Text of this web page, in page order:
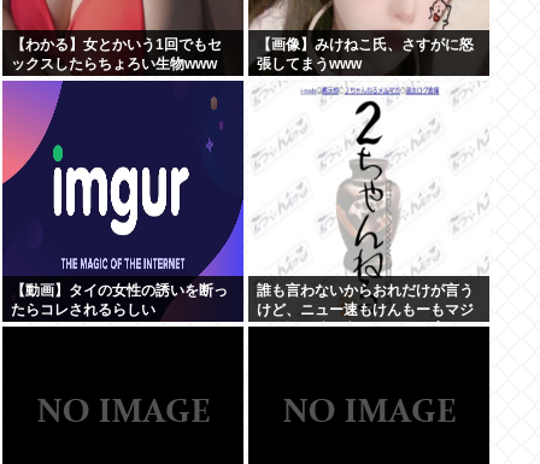
【わかる】女とかいう1回でもセ
ックスしたらちょろい生物www
【画像】みけねこ氏、さすがに怒
張してまうwww
【動画】タイの女性の誘いを断っ
たらコレされるらしい
誰も言わないからおれだけが言う
けど、ニュー速もけんもーもマジ
で会話が成り立たないよな(´・ω・